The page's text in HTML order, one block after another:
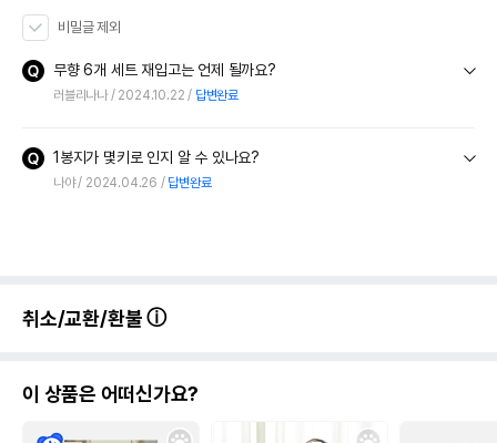
비밀글 제외
무향 6개 세트 재입고는 언제 될까요?
러블리나나 2024.10.22 답변완료
1봉지가 몇키로 인지 알 수 있나요?
나야 2024.04.26 답변완료
취소/교환/환불
이 상품은 어떠신가요?